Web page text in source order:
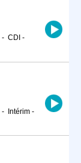
- CDI -
- Intérim -